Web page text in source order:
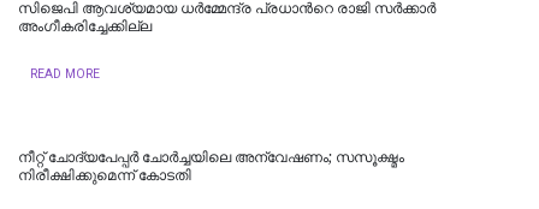
സിജെപി ആവശ്യമായ ധർമ്മേന്ദ്ര പ്രധാന്‍റെ രാജി സർക്കാർ
അംഗീകരിച്ചേക്കില്ല
READ MORE
നീറ്റ് ചോദ്യപേപ്പര്‍ ചോര്‍ച്ചയിലെ അന്വേഷണം; സസൂക്ഷ്മം
നിരീക്ഷിക്കുമെന്ന് കോടതി